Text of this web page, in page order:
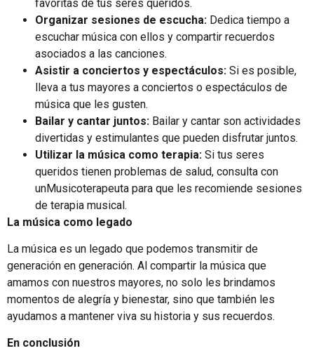
favoritas de tus seres queridos.
Organizar sesiones de escucha: Dedica tiempo a
escuchar música con ellos y compartir recuerdos
asociados a las canciones.
Asistir a conciertos y espectáculos: Si es posible,
lleva a tus mayores a conciertos o espectáculos de
música que les gusten.
Bailar y cantar juntos: Bailar y cantar son actividades
divertidas y estimulantes que pueden disfrutar juntos.
Utilizar la música como terapia: Si tus seres
queridos tienen problemas de salud, consulta con
unMusicoterapeuta para que les recomiende sesiones
de terapia musical.
La música como legado
La música es un legado que podemos transmitir de
generación en generación. Al compartir la música que
amamos con nuestros mayores, no solo les brindamos
momentos de alegría y bienestar, sino que también les
ayudamos a mantener viva su historia y sus recuerdos.
En conclusión